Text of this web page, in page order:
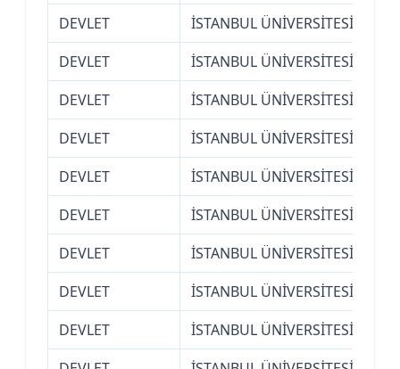
DEVLET
İSTANBUL ÜNİVERSİTESİ
DEVLET
İSTANBUL ÜNİVERSİTESİ
DEVLET
İSTANBUL ÜNİVERSİTESİ
DEVLET
İSTANBUL ÜNİVERSİTESİ
DEVLET
İSTANBUL ÜNİVERSİTESİ
DEVLET
İSTANBUL ÜNİVERSİTESİ
DEVLET
İSTANBUL ÜNİVERSİTESİ
DEVLET
İSTANBUL ÜNİVERSİTESİ
DEVLET
İSTANBUL ÜNİVERSİTESİ